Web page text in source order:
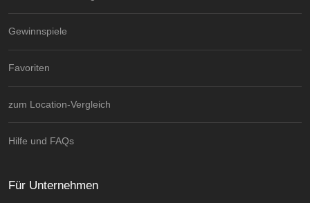
Gewinnspiele
Favoriten
zum Location-Vergleich
Hilfe und FAQs
Für Unternehmen